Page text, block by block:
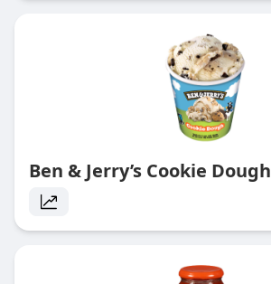
Ben & Jerry’s Cookie Dough